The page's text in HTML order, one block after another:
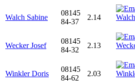
Walch Sabine
08145
84-37
2.14
Wecker Josef
08145
84-32
2.13
Winkler Doris
08145
84-62
2.03